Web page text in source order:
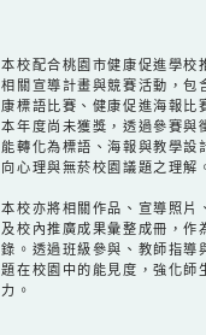
本校配合桃園市健康促進學校
相關宣導計畫與競賽活動，包
康標語比賽、健康促進海報
本年度尚未獲獎，透過參賽與
能轉化為標語、海報與教學設
向心理與無菸校園議題之理解
本校亦將相關作品、宣導照片
及校內推廣成果彙整成冊，作
錄。透過班級參與、教師指導
題在校園中的能見度，強化師
力。